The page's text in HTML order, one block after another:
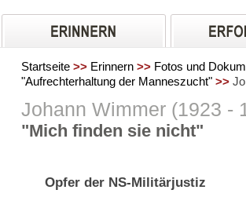
Startseite >> Erinnern >> Fotos und
"Aufrechterhaltung der Manneszucht" >>
Johann Wimmer (1923 -
"Mich finden sie nicht"
Opfer der NS-Militärjustiz